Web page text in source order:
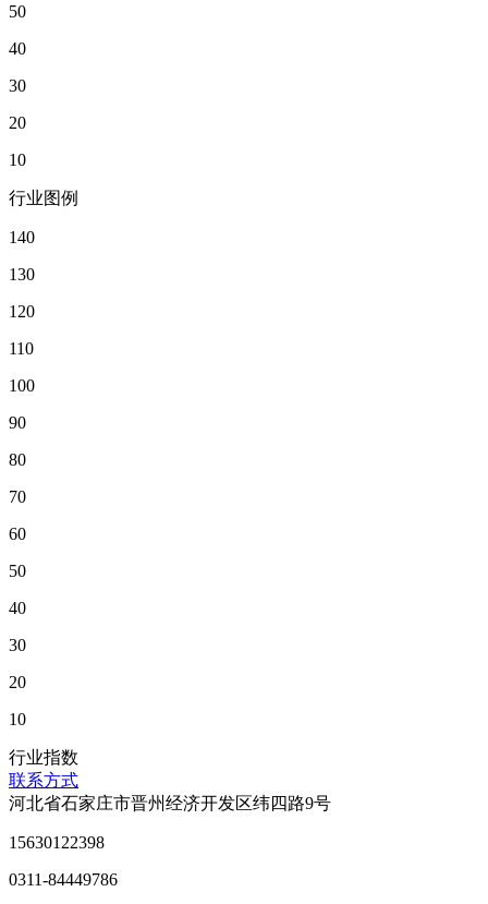
50
40
30
20
10
行业图例
140
130
120
110
100
90
80
70
60
50
40
30
20
10
行业指数
联系方式
河北省石家庄市晋州经济开发区纬四路9号
15630122398
0311-84449786